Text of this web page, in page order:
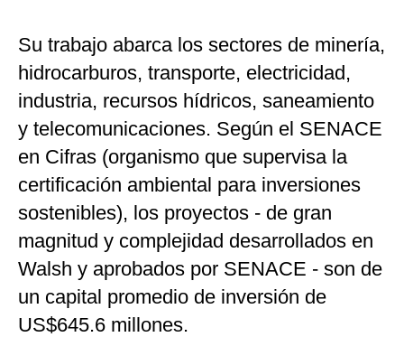
Su trabajo abarca los sectores de minería,
hidrocarburos, transporte, electricidad,
industria, recursos hídricos, saneamiento
y telecomunicaciones. Según el SENACE
en Cifras (organismo que supervisa la
certificación ambiental para inversiones
sostenibles), los proyectos - de gran
magnitud y complejidad desarrollados en
Walsh y aprobados por SENACE - son de
un capital promedio de inversión de
US$645.6 millones.